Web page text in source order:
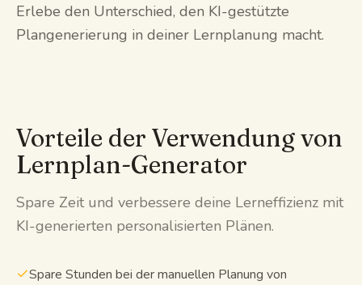
Erlebe den Unterschied, den KI-gestützte
Plangenerierung in deiner Lernplanung macht.
Vorteile der Verwendung von
Lernplan-Generator
Spare Zeit und verbessere deine Lerneffizienz mit
KI-generierten personalisierten Plänen.
Spare Stunden bei der manuellen Planung von